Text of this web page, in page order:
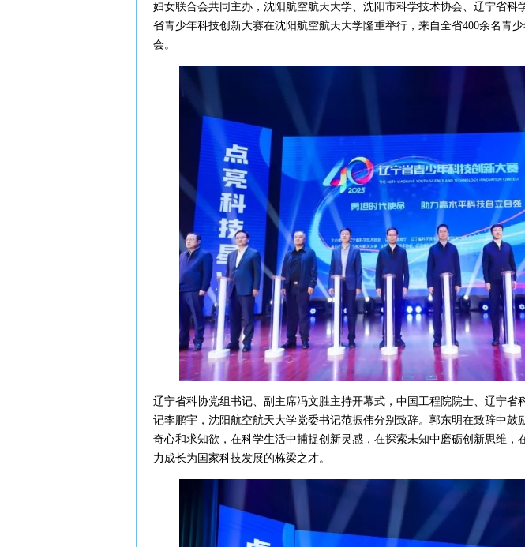
妇女联合会共同主办，沈阳航空航天大学、沈阳市科学技术协会、辽宁省科
省青少年科技创新大赛在沈阳航空航天大学隆重举行，来自全省400余名青
会。
辽宁省科协党组书记、副主席冯文胜主持开幕式，中国工程院院士、辽宁省
记李鹏宇，沈阳航空航天大学党委书记范振伟分别致辞。郭东明在致辞中鼓
奇心和求知欲，在科学生活中捕捉创新灵感，在探索未知中磨砺创新思维，
力成长为国家科技发展的栋梁之才。